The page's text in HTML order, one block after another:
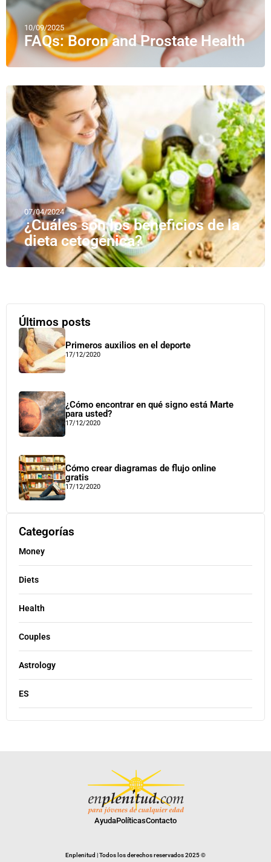
10/09/2025
FAQs: Boron and Prostate Health
07/04/2024
¿Cuáles son los beneficios de la
dieta cetogénica?
Últimos posts
Primeros auxilios en el deporte
17/12/2020
¿Cómo encontrar en qué signo está Marte
para usted?
17/12/2020
Cómo crear diagramas de flujo online
gratis
17/12/2020
Categorías
Money
Diets
Health
Couples
Astrology
ES
AyudaPolíticasContacto
Enplenitud | Todos los derechos reservados 2025 ©